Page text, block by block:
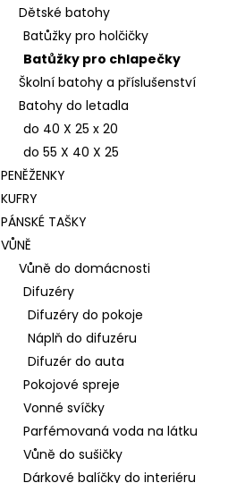
Dětské batohy
Batůžky pro holčičky
Batůžky pro chlapečky
Školní batohy a příslušenství
Batohy do letadla
do 40 X 25 x 20
do 55 X 40 X 25
PENĚŽENKY
KUFRY
PÁNSKÉ TAŠKY
VŮNĚ
Vůně do domácnosti
Difuzéry
Difuzéry do pokoje
Náplň do difuzéru
Difuzér do auta
Pokojové spreje
Vonné svíčky
Parfémovaná voda na látku
Vůně do sušičky
Dárkové balíčky do interiéru